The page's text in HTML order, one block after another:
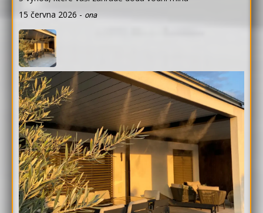
15 června 2026 - ona